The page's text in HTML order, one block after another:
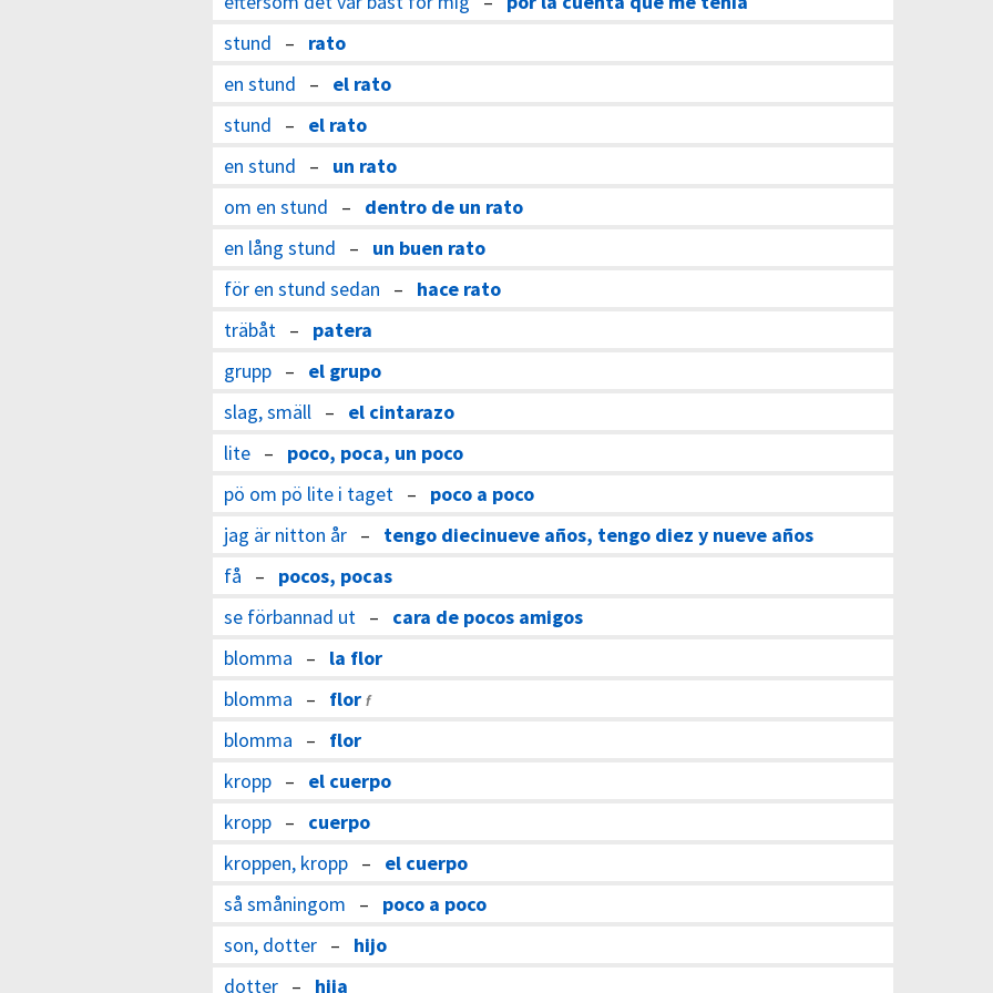
stund – rato
en stund – el rato
stund – el rato
en stund – un rato
om en stund – dentro de un rato
en lång stund – un buen rato
för en stund sedan – hace rato
träbåt – patera
grupp – el grupo
slag, smäll – el cintarazo
lite – poco, poca, un poco
pö om pö lite i taget – poco a poco
jag är nitton år – tengo diecinueve años, tengo diez y nueve años
få – pocos, pocas
se förbannad ut – cara de pocos amigos
blomma – la flor
blomma – flor f
blomma – flor
kropp – el cuerpo
kropp – cuerpo
kroppen, kropp – el cuerpo
så småningom – poco a poco
son, dotter – hijo
dotter – hija